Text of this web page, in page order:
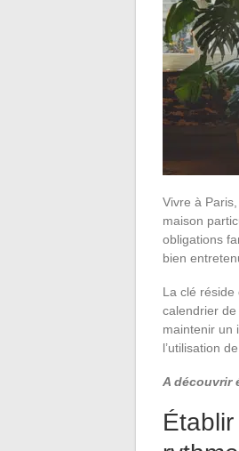
Vivre à
maison
obligations
bien
La clé réside
calendrier
maintenir un
l’utilisation
A découvrir